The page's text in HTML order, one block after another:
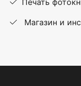
Магазин и